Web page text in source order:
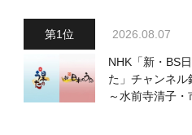
2026.08.07
NHK「新・BS
た」チャンネ
～水前寺清子・